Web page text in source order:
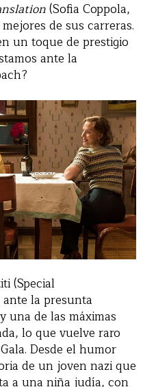
(Sofia Coppola,
de sus carreras.
un toque de prestigio
ante la
(Special
la presunta
una de las máximas
lo que vuelve raro
Desde el humor
de un joven nazi que
a una niña judía, con